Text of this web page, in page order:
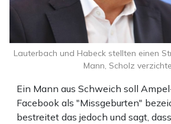
Ein Mann aus Schweich soll
Facebook als "Missgeburten"
bestreitet das jedoch und sagt,
Lauterbach und Habeck stellten einen
Mann, Scholz